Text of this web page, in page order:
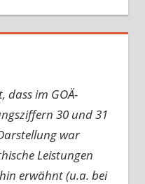
dass im GOÄ-
30 und 31
war
Leistungen
erwähnt (u.a. bei